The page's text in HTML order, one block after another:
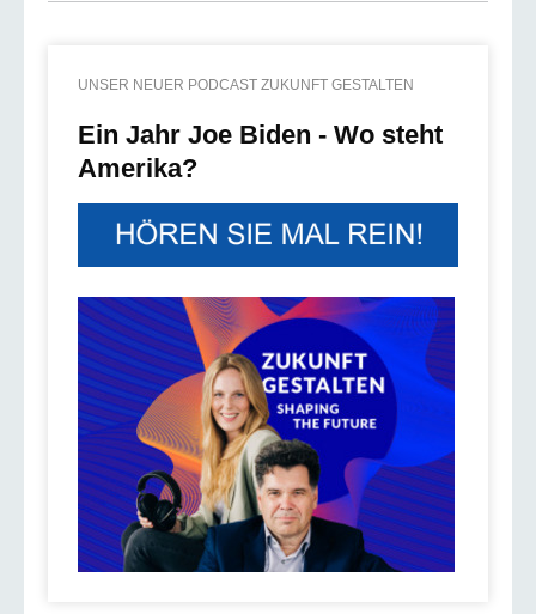
UNSER NEUER PODCAST ZUKUNFT GESTALTEN
Ein Jahr Joe Biden - Wo steht
Amerika?